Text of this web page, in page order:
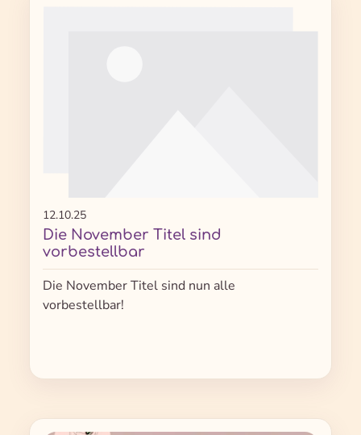
12.10.25
Die November Titel sind
vorbestellbar
Die November Titel sind nun alle
vorbestellbar!